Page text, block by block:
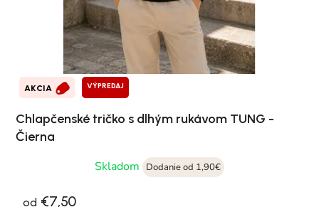
AKCIA VÝPREDAJ
Chlapčenské tričko s dlhým rukávom TUNG -
Čierna
Skladom
Dodanie od 1,90€
od €7,50